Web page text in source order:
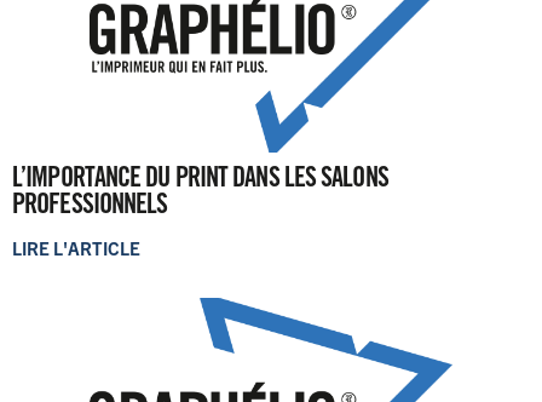
L’IMPORTANCE DU PRINT DANS LES SALONS
PROFESSIONNELS
LIRE L'ARTICLE